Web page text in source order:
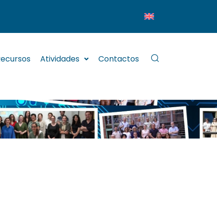
Atividades Contactos